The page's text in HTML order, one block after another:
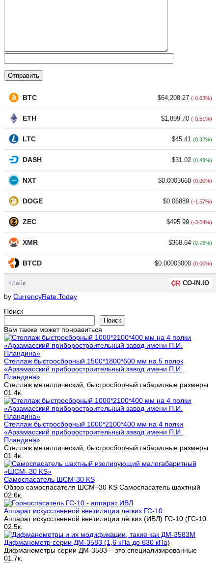
BTC $64,208.27 (-0.63%)
ETH $1,899.70 (-0.51%)
LTC $45.41 (0.32%)
DASH $31.02 (0.49%)
NXT $0.0003660 (0.00%)
DOGE $0.06889 (-1.57%)
ZEC $495.99 (-3.04%)
XMR $368.64 (0.78%)
BTCD $0.00003000 (0.00%)
⚡Лайв CO-IN.IO
by CurrencyRate.Today
Поиск
Поиск
Вам также может понравиться
Стеллаж быстросборный 1500*1800*600 мм на 5 полок
«Арзамасский приборостроительный завод имени П.И.
Пландина»
Стеллаж металлический, быстросборный габаритные размеры
01.4к.
Стеллаж быстросборный 1000*2100*400 мм на 4 полки
«Арзамасский приборостроительный завод имени П.И.
Пландина»
Стеллаж металлический, быстросборный габаритные размеры
01.4к.
Cамоспасатель ШСМ-30 KS
Обзор самоспасателя ШСМ–30 KS Самоспасатель шахтный
02.6к.
Аппарат искусственной вентиляции легких ГС-10
Аппарат искусственной вентиляции лёгких (ИВЛ) ГС-10 (ГС-10.
02.5к.
Дифманометр серии ДМ-3583 (1,6 кПа до 630 кПа)
Дифманометры серии ДМ-3583 – это специализированные
01.7к.